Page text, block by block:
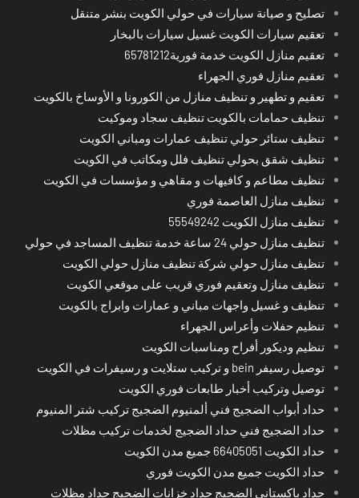
تصليح و صيانة سيارات في حولي الكويت بنشر متنقل
تعقيم سيارات الكويت غسيل سيارات بالبخار
تعقيم منازل الكويت خدمة فورية65781212
تعقيم منازل فوري الجهراء
تعقيم و تطهير و تنظيف منازل من الكورونا و الأوساخ بالكويت
تنظيف حمامات بالكويت تنظيف سجاد وموكيت
تنظيف ستائر حولي تنظيف عمارات ومباني الكويت
تنظيف شقق بحولي تنظيف فلل ومكاتب في الكويت
تنظيف مطاعم و كافيهات و مقاهي و مؤسسات في الكويت
تنظيف منازل العاصمة فوري
تنظيف منازل الكويت 55549242
تنظيف منازل حولي 24 ساعة خدمة تنظيف المساجد في حولي
تنظيف منازل حولي شركة تنظيف منازل حولي الكويت
تنظيف منازل وتعقيم فوري قريب على موقعي الكويت
تنظيف و غسيل واجهات مباني و عمارات وابراج بالكويت
تنظيم حفلات وأعراس الجهراء
تنظيم وديكور أفراح ومناسبات الكويت
توصيل رسيفر bein و تركيب ستلايت و رسيفرات في الكويت
توصيل وتركيب أخبار طابعات فوري الكويت
حداد أبواب الضجيج فني ألمنيوم الضجيج تركيب شتر المنيوم
حداد الضجيج فني حداد الضجيج لخدمات تركيب مظلات
حداد الكويت 66405051 جميع مدن الكويت
حداد الكويت جميع مدن الكويت فوري
حداد باكستاني الضجيج حداد خزانات الضجيج حداد مظلات